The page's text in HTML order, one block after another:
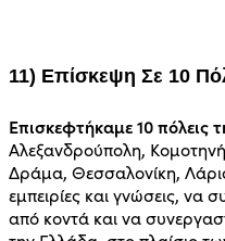
11) Επίσκεψη Σε 10
Επισκεφτήκαμε 10 πόλεις
Αλεξανδρούπολη,
Δράμα, Θεσσαλονίκη,
εμπειρίες και γνώσεις, να
από κοντά και να